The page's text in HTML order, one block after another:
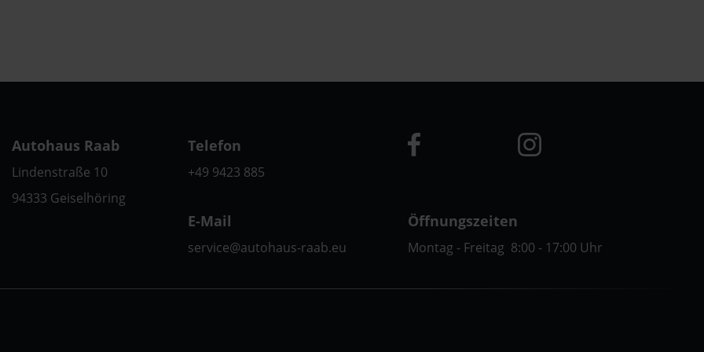
Autohaus Raab
Lindenstraße 10
94333 Geiselhöring
Telefon
+49 9423 885
E-Mail
service@autohaus-raab.eu
Öffnungszeiten
Montag - Freitag 8:00 - 17:00 Uhr